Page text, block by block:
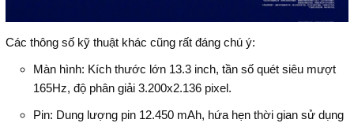
Các thông số kỹ thuật khác cũng rất đáng chú ý:
Màn hình: Kích thước lớn 13.3 inch, tần số quét siêu mượt
165Hz, độ phân giải 3.200x2.136 pixel.
Pin: Dung lượng pin 12.450 mAh, hứa hẹn thời gian sử dụng